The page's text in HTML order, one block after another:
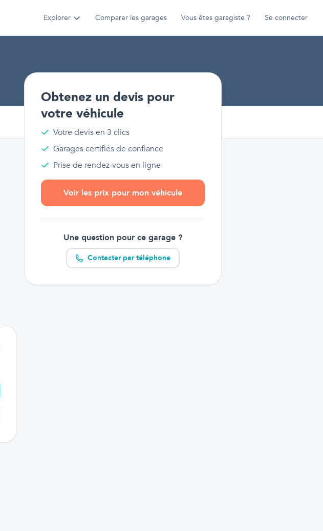
Explorer Comparer les garages Vous êtes garagiste ? Se connecter
Obtenez un devis pour
votre véhicule
Votre devis en 3 clics
Garages certifiés de confiance
Prise de rendez-vous en ligne
Voir les prix pour mon véhicule
Une question pour ce garage ?
Contacter par téléphone